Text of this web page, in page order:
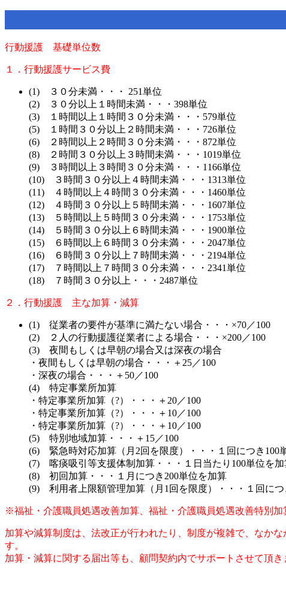
行動援護 基礎単位数
１．行動援護サービス費
(1) ３０分未満・・・ 251単位
(2) ３０分以上１時間未満・・・398単位
(3) １時間以上１時間３０分未満・・・579単位
(5) １時間３０分以上２時間未満・・・726単位
(6) ２時間以上２時間３０分未満・・・872単位
(8) ２時間３０分以上３時間未満・・・1019単位
(9) ３時間以上３時間３０分未満・・・1166単位
(10) ３時間３０分以上４時間未満・・・1313単位
(11) ４時間以上４時間３０分未満・・・1460単位
(12) ４時間３０分以上５時間未満・・・1607単位
(13) ５時間以上５時間３０分未満・・・1753単位
(14) ５時間３０分以上６時間未満・・・1900単位
(15) ６時間以上６時間３０分未満・・・2047単位
(16) ６時間３０分以上７時間未満・・・2194単位
(17) ７時間以上７時間３０分未満・・・2341単位
(18) ７時間３０分以上・・・2487単位
２．行動援護 主な加算・減算
(1) 従業者の要件が基準に満たない場合・・・×70／100
(2) ２人の行動援護従業者による場合・・・×200／100
(3) 夜間もしくは早朝の場合又は深夜の場合
・夜間もしくは早朝の場合・・・＋25／100
・深夜の場合・・・＋50／100
(4) 特定事業所加算
・特定事業所加算（?）・・・＋20／100
・特定事業所加算（?）・・・＋10／100
・特定事業所加算（?）・・・＋10／100
(5) 特別地域加算・・・＋15／100
(6) 緊急時対応加算（月2回を限度）・・・１回につき100
(7) 喀痰吸引等支援体制加算・・・１日当たり100単位を加
(8) 初回加算・・・１月につき200単位を加算
(9) 利用者上限額管理加算（月1回を限度）・・・１回につ
※福祉・介護職員処遇改善加算、福祉・介護職員処遇改善特別加
加算や減算制度は、法改正が行われたり、制度が複雑で、なか
す。
加算・減算に関する届出等も、顧問契約内でサポートさせて頂き